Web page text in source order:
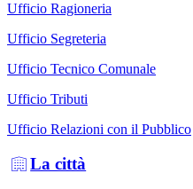
Ufficio Ragioneria
Ufficio Segreteria
Ufficio Tecnico Comunale
Ufficio Tributi
Ufficio Relazioni con il Pubblico
La città